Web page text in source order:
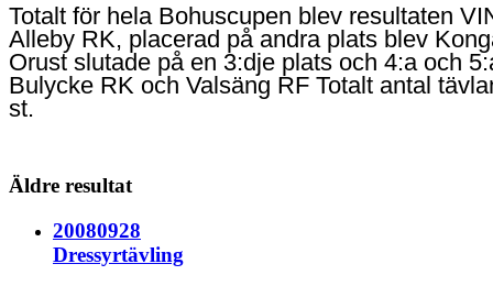
Totalt för hela Bohuscupen blev resultaten
Alleby RK, placerad på andra plats blev
Orust slutade på en 3:dje plats och 4:a och
Bulycke RK och Valsäng RF Totalt antal
st.
Äldre resultat
20080928
Dressyrtävling